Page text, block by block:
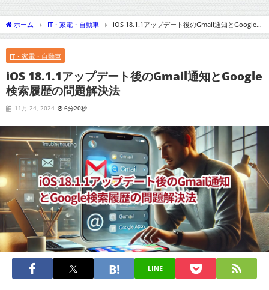
ホーム IT・家電・自動車
iOS 18.1.1アップデート後のGmail通知とGoogle
検索履歴の問題解決法
IT・家電・自動車
iOS 18.1.1アップデート後のGmail通知とGoogle
検索履歴の問題解決法
11月 24, 2024 6分20秒
LINE